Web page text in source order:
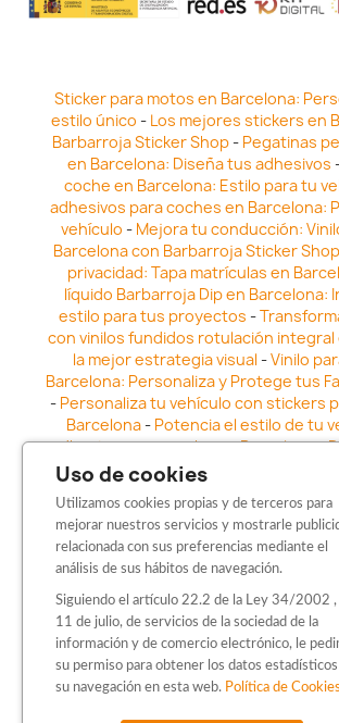
Sticker para motos en Barcelona:
estilo único - Los mejores stickers en
Barbarroja Sticker Shop- Pegatinas
en Barcelona: Diseña tus adhesivos
coche en Barcelona: Estilo para tu
adhesivos para coches en Barcelona:
vehículo - Mejora tu conducción:
Barcelona con Barbarroja Sticker Shop
privacidad: Tapa matrículas en
líquido Barbarroja Dip en Barcelona:
estilo para tus proyectos -
con vinilos fundidos rotulación integral
la mejor estrategia visual -Vinilo
Barcelona: Personaliza y Protege tus
- Personaliza tu vehículo con stickers
Barcelona- Potencia el estilo de tu
adhesivos para coche en Barcelona-
calles: Los Mejores stickers para
Vinilo para faros en
la Estética y Seguridad del Automóvil-
vehículo con los vinilos fundidos
Barcelona-Explora la Innovación en
Vinilo líquido barbarroja dip en Barcelona
tu vehículo con estilo: Kits adhesivos
Barcelona-Personaliza tu vehículo
para coche en Barcelona-Destaca
Pegatinas personalizadas en Barcelona
distinción: Los Mejores stickers en
en movimiento: Sticker para motos
Uso de cookies
Utilizamos cookies propias y de terceros para
mejorar nuestros servicios y mostrarle
relacionada con sus preferencias mediante el
análisis de sus hábitos de navegación.
Siguiendo el artículo 22.2 de la Ley 34/2002 ,
11 de julio, de servicios de la sociedad de la
información y de comercio electrónico, le
su permiso para obtener los datos
su navegación en esta web. Política de Cookies